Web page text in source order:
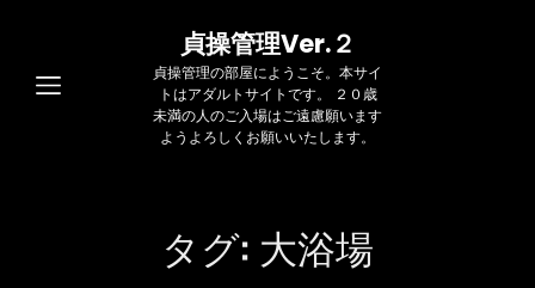
貞操管理Ver.２
貞操管理の部屋にようこそ。本サイ
トはアダルトサイトです。 ２０歳
未満の人のご入場はご遠慮願います
ようよろしくお願いいたします。
タグ: 大浴場